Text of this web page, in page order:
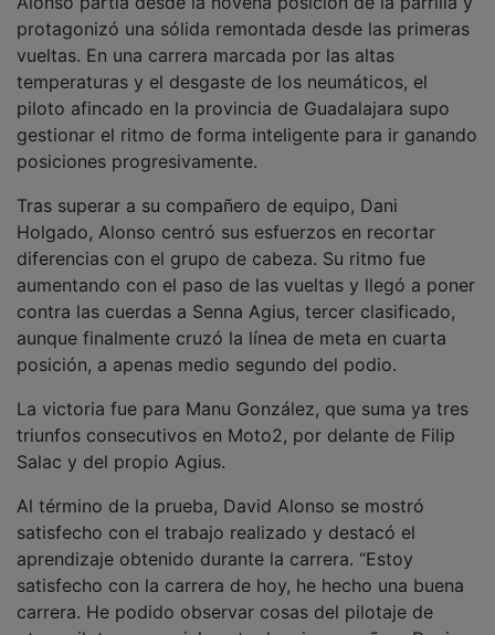
protagonizó una sólida remontada desde las primeras
vueltas. En una carrera marcada por las altas
temperaturas y el desgaste de los neumáticos, el
piloto afincado en la provincia de Guadalajara supo
gestionar el ritmo de forma inteligente para ir ganando
posiciones progresivamente.
Holgado, Alonso centró sus esfuerzos en recortar
diferencias con el grupo de cabeza. Su ritmo fue
aumentando con el paso de las vueltas y llegó a poner
contra las cuerdas a Senna Agius, tercer clasificado,
aunque finalmente cruzó la línea de meta en cuarta
posición, a apenas medio segundo del podio.
triunfos consecutivos en Moto2, por delante de Filip
Salac y del propio Agius.
satisfecho con el trabajo realizado y destacó el
aprendizaje obtenido durante la carrera. “Estoy
satisfecho con la carrera de hoy, he hecho una buena
carrera. He podido observar cosas del pilotaje de
otros pilotos, especialmente de mi compañero Dani